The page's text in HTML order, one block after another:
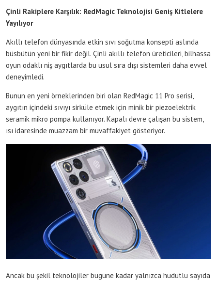
Çinli Rakiplere Karşılık: RedMagic Teknolojisi Geniş Kitlelere
Yayılıyor
Akıllı telefon dünyasında etkin sıvı soğutma konsepti aslında
büsbütün yeni bir fikir değil. Çinli akıllı telefon üreticileri, bilhassa
oyun odaklı niş aygıtlarda bu usul sıra dışı sistemleri daha evvel
deneyimledi.
Bunun en yeni örneklerinden biri olan RedMagic 11 Pro serisi,
aygıtın içindeki sıvıyı sirküle etmek için minik bir piezoelektrik
seramik mikro pompa kullanıyor. Kapalı devre çalışan bu sistem,
ısı idaresinde muazzam bir muvaffakiyet gösteriyor.
Ancak bu şekil teknolojiler bugüne kadar yalnızca hudutlu sayıda